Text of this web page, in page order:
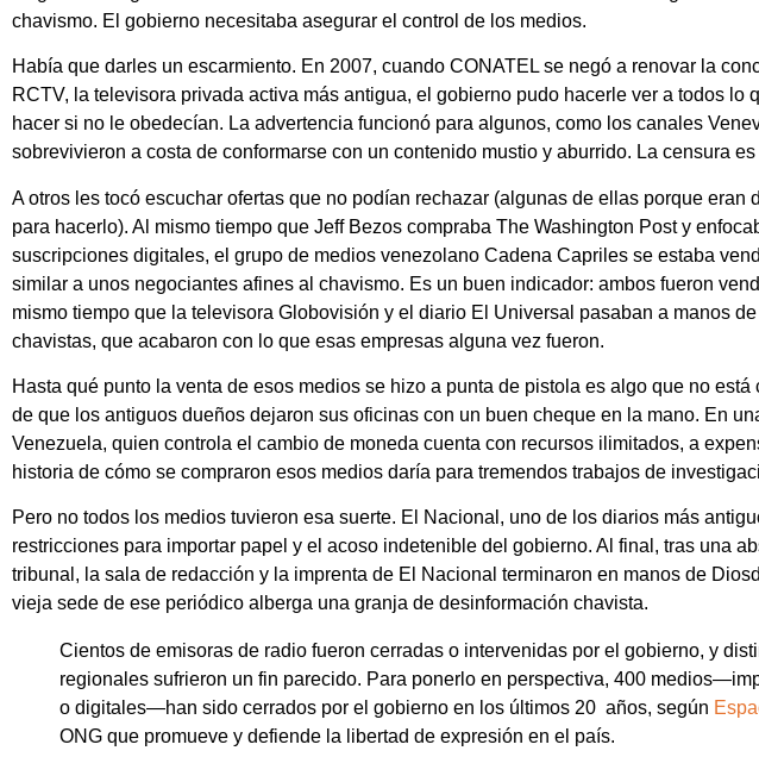
chavismo. El gobierno necesitaba asegurar el control de los medios.
Había que darles un escarmiento. En 2007, cuando CONATEL se negó a renovar la
RCTV, la televisora privada activa más antigua, el gobierno pudo hacerle ver a todos lo
hacer si no le obedecían. La advertencia funcionó para algunos, como los canales
sobrevivieron a costa de conformarse con un contenido mustio y aburrido. La censura
A otros les tocó escuchar ofertas que no podían rechazar (algunas de ellas porque eran
para hacerlo). Al mismo tiempo que Jeff Bezos compraba The Washington Post y
suscripciones digitales, el grupo de medios venezolano Cadena Capriles se estaba
similar a unos negociantes afines al chavismo. Es un buen indicador: ambos fueron
mismo tiempo que la televisora Globovisión y el diario El Universal pasaban a manos
chavistas, que acabaron con lo que esas empresas alguna vez fueron.
Hasta qué punto la venta de esos medios se hizo a punta de pistola es algo que no está
de que los antiguos dueños dejaron sus oficinas con un buen cheque en la mano. En
Venezuela, quien controla el cambio de moneda cuenta con recursos ilimitados, a
historia de cómo se compraron esos medios daría para tremendos trabajos de
Pero no todos los medios tuvieron esa suerte. El Nacional, uno de los diarios más
restricciones para importar papel y el acoso indetenible del gobierno. Al final, tras una
tribunal, la sala de redacción y la imprenta de El Nacional terminaron en manos de
vieja sede de ese periódico alberga una granja de desinformación chavista.
Cientos de emisoras de radio fueron cerradas o intervenidas por el gobierno, y
regionales sufrieron un fin parecido. Para ponerlo en perspectiva, 400
o digitales—han sido cerrados por el gobierno en los últimos 20 años, según
ONG que promueve y defiende la libertad de expresión en el país.